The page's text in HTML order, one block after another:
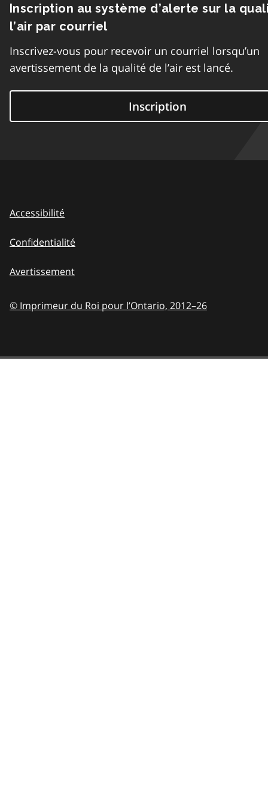
Inscription au système d’alerte sur la
l’air par courriel
Inscrivez-vous pour recevoir un courriel lorsqu’un
avertissement de la qualité de l’air est lancé.
Inscription
Accessibilité
Confidentialité
Avertissement
© Imprimeur du Roi pour l’Ontario, 2012–26